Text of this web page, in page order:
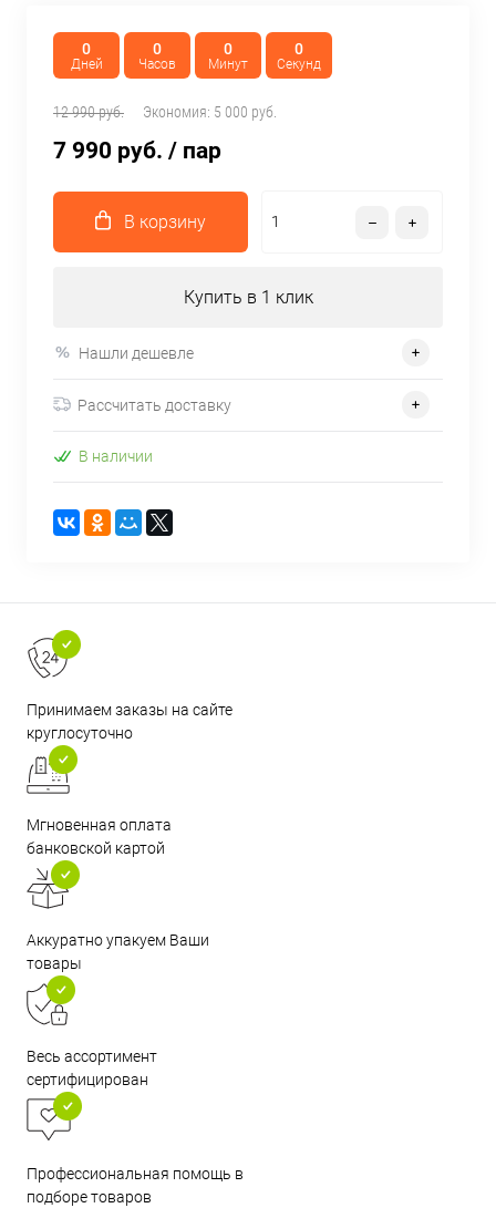
0
Дней
0
Часов
0
Минут
0
Секунд
12 990 руб. Экономия: 5 000 руб.
7 990 руб. / пар
В корзину
Купить в 1 клик
Нашли дешевле
Рассчитать доставку
В наличии
Принимаем заказы на сайте
круглосуточно
Мгновенная оплата
банковской картой
Аккуратно упакуем Ваши
товары
Весь ассортимент
сертифицирован
Профессиональная помощь в
подборе товаров